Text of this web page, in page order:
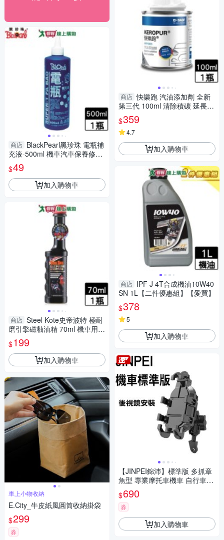
商店 BlackPearl黑珍珠 電瓶補
充液-500ml 機車汽車保養修護
電瓶水 電瓶液【愛買】
$49
加入購物車
商店 Steel Kote史帝波特 極耐
磨引擎磁釉油精 70ml 機車用
保護引擎 活化損傷 降音 油精
保養 添【愛買】
$199
加入購物車
車上小物收納
E.City_牛皮紙風圓筒收納掛袋
$299
券
商店 快樂跑 汽油添加劑 全新
第三代 100ml 清除積碳 延長引
擎壽命 添加劑 保養【愛買】
$359
4.7
加入購物車
商店 IPF J 4T合成機油10W40
SN 1L【二件優惠組】【愛買】
$378
5
加入購物車
【JINPEI錦沛】標準版 多抓章
魚型 專業摩托車機車 自行車手
機架-後視鏡型JH-02B-M-NS
$690
券
加入購物車